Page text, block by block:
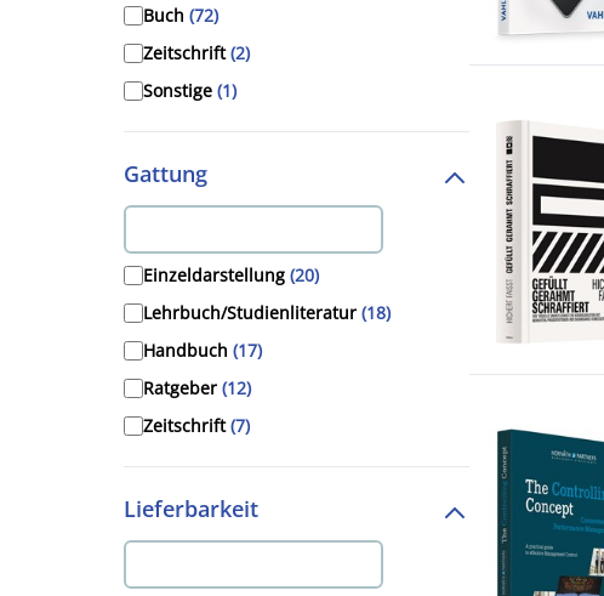
2017 (6)
2016(3)
2015(1)
2014(1)
2013(3)
2012(3)
2010(1)
2009(4)
2008(1)
2007(2)
2006(8)
2005(8)
2004(3)
2002(1)
2001(2)
Buch (72)
Zeitschrift(2)
Sonstige (1)
Gattung
Einzeldarstellung (20)
Lehrbuch/Studienliteratur (18)
Handbuch (17)
Ratgeber (12)
Zeitschrift(7)
Festschriften(1)
Lieferbarkeit